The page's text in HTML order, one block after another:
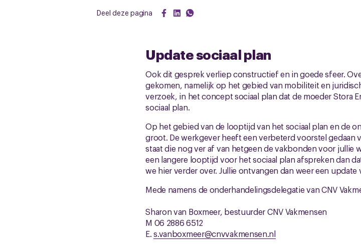
Deel deze pagina
Update sociaal plan
Ook dit gesprek verliep constructief en in goede sfeer.
gekomen, namelijk op het gebied van mobiliteit en
verzoek, in het concept sociaal plan dat de moeder Stora
sociaal plan.
Op het gebied van de looptijd van het sociaal plan en de
groot. De werkgever heeft een verbeterd voorstel
staat die nog ver af van hetgeen de vakbonden voor jullie
een langere looptijd voor het sociaal plan afspreken dan
we hier verder over. Jullie ontvangen dan weer een update
Mede namens de onderhandelingsdelegatie van CNV
Sharon van Boxmeer, bestuurder CNV Vakmensen
M 06 2886 6512
E.s.vanboxmeer@cnvvakmensen.nl